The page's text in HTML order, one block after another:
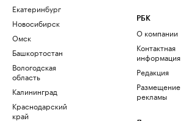
Екатеринбург
Новосибирск
Омск
Башкортостан
Вологодская
область
Калининград
Краснодарский
край
РБК
О компании
Контактная
информация
Редакция
Размещение
рекламы